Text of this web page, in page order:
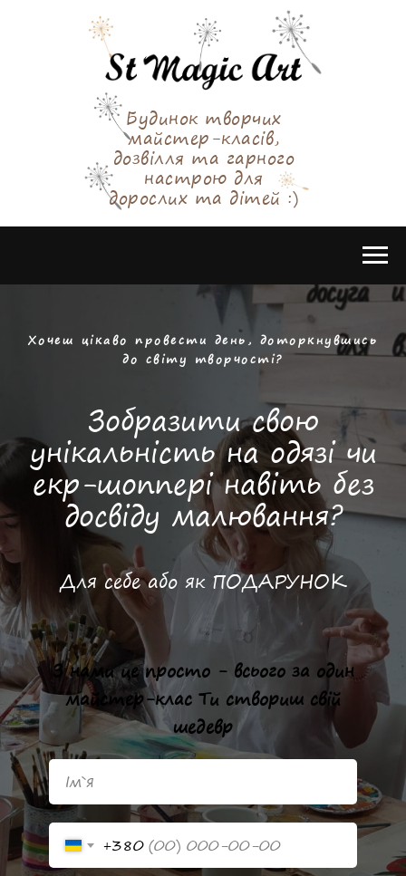
Будинок творчих
майстер-класів,
дозвілля та гарного
настрою для
дорослих та дітей :)
Хочеш цікаво провести день, доторкнувшись
до світу творчості?
Зобразити свою
унікальність на одязі чи
екр-шоппері навіть без
досвіду малювання?
Для себе або як ПОДАРУНОК
З нами це просто - всього за один
майстер-клас Ти створиш свій
шедевр
+380